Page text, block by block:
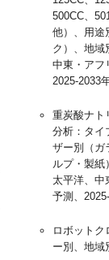
500CC、
他）、用途
ク）、地域
中東・アフ
2025-2033
重炭酸ナト
分析：タイ
ザー別（ガ
ルプ・製紙
太平洋、中
予測、
ロボットク
ー別、地域